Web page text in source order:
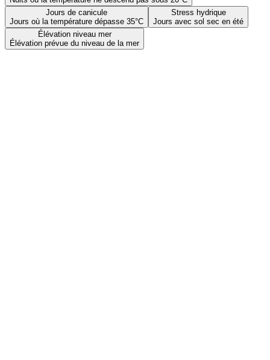
Jours de canicule
Jours où la température dépasse 35°C
Stress hydrique
Jours avec sol sec en été
Élévation niveau mer
Élévation prévue du niveau de la mer